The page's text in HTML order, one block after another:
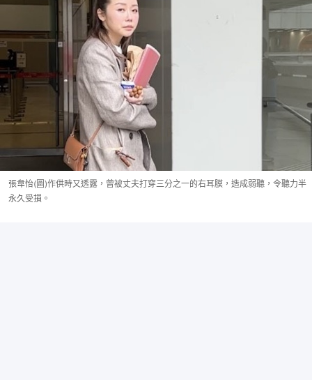
張韋怡(圖)作供時又透露，曾被丈夫打穿三分之一的右耳膜，造成弱聽，令聽力半
永久受損。